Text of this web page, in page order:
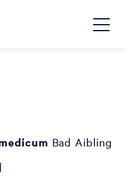
Bad Aibling